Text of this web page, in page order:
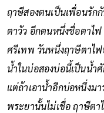
ฤาษีสองตนเป็นเพื่อนรัก
ตาวัว อีกตนหนึ่งชื่อตาไ
ศรีเทพ วันหนึ่งฤาษีตาไ
น้ำในบ่อสองบ่อนี้เป็นน้ำ
แต่ถ้าเอาน้ำอีกบ่อหนึ่งม
พระยานั้นไม่เชื่อ ฤาษีต